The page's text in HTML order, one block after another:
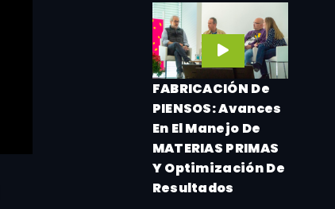
FABRICACIÓN De
PIENSOS: Avances
En El Manejo De
MATERIAS PRIMAS
Y Optimización De
Resultados